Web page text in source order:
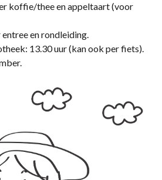
koffie/thee en appeltaart (voor
en rondleiding.
13.30 uur (kan ook per fiets).